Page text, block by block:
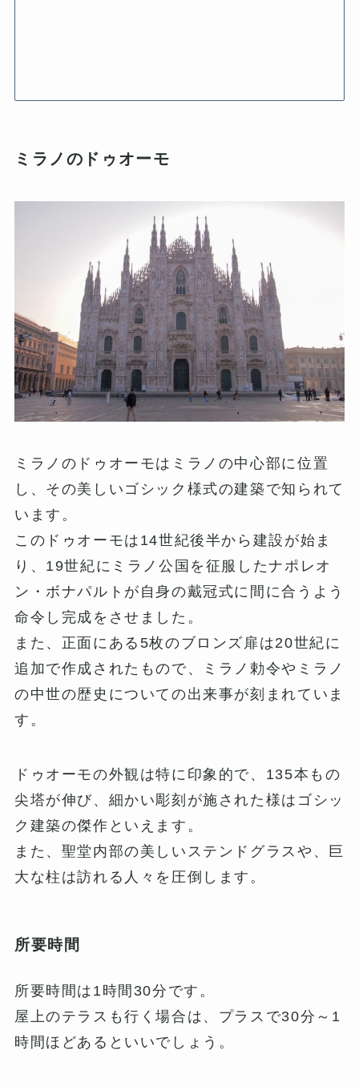
ミラノのドゥオーモ
ミラノのドゥオーモはミラノの中心部に位置
し、その美しいゴシック様式の建築で知られて
います。
このドゥオーモは14世紀後半から建設が始ま
り、19世紀にミラノ公国を征服したナポレオ
ン・ボナパルトが自身の戴冠式に間に合うよう
命令し完成をさせました。
また、正面にある5枚のブロンズ扉は20世紀に
追加で作成されたもので、ミラノ勅令やミラノ
の中世の歴史についての出来事が刻まれていま
す。
ドゥオーモの外観は特に印象的で、135本もの
尖塔が伸び、細かい彫刻が施された様はゴシッ
ク建築の傑作といえます。
また、聖堂内部の美しいステンドグラスや、巨
大な柱は訪れる人々を圧倒します。
所要時間
所要時間は1時間30分です。
屋上のテラスも行く場合は、プラスで30分～1
時間ほどあるといいでしょう。